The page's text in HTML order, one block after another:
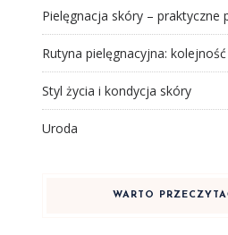
Pielęgnacja skóry – praktyczne
Rutyna pielęgnacyjna: kolejność
Styl życia i kondycja skóry
Uroda
WARTO